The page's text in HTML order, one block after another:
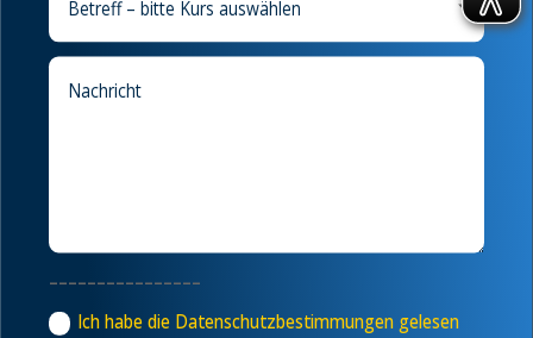
––––––––––––––––
Ich habe die Datenschutzbestimmungen gelesen